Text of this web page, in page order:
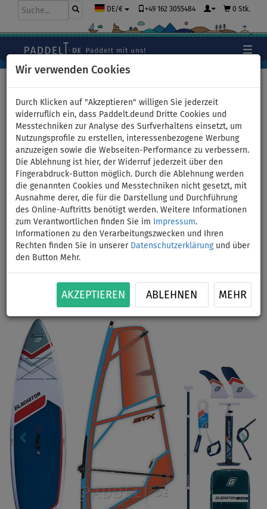
Wir verwenden Cookies
Durch Klicken auf "Akzeptieren" willigen Sie jederzeit
widerruflich ein, dass Paddelt.deund Dritte Cookies und
Messtechniken zur Analyse des Surfverhaltens einsetzt, um
Nutzungsprofile zu erstellen, interessenbezogene Werbung
anzuzeigen sowie die Webseiten-Performance zu verbessern.
Die Ablehnung ist hier, der Widerruf jederzeit über den
Fingerabdruck-Button möglich. Durch die Ablehnung werden
die genannten Cookies und Messtechniken nicht gesetzt, mit
Ausnahme derer, die für die Darstellung und Durchführung
des Online-Auftritts benötigt werden. Weitere Informationen
zum Verantwortlichen finden Sie im
Impressum.
Informationen zu den Verarbeitungszwecken und Ihren
Rechten finden Sie in unserer Datenschutzerklärungund über
den Button Mehr.
AKZEPTIEREN ABLEHNEN MEHR
DE/€ +49 162 3055484 0 Stk.
SUP GLADIATOR WindSUP 11'6
SC incl. Segel 2026 -
aufblasbares Stand Up Paddle
Board mit Windsurf Option -
Größe: 4,4qm
BIS
PADDEL
BIS
140 kg
SEGEL
VERSAND
Previous Next